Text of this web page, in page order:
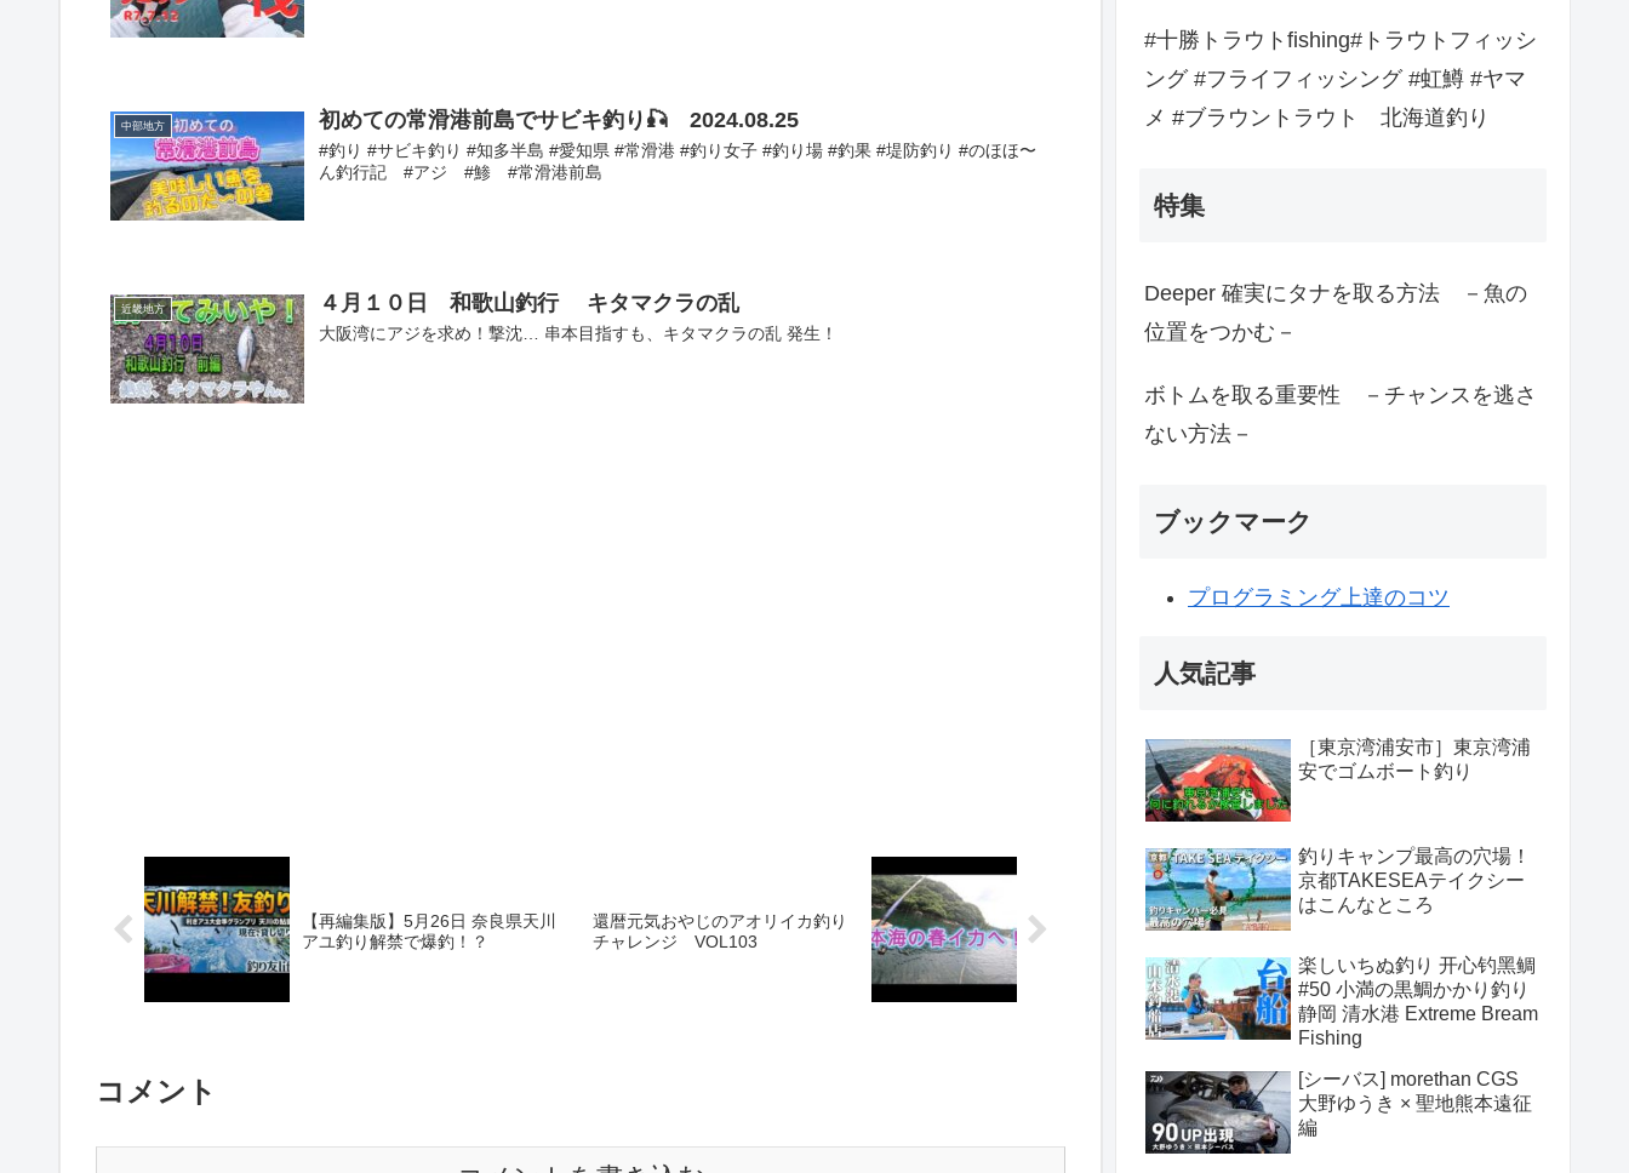
中部地方 初めての常滑港前島でサビキ釣り🎣 2024.08.25
#釣り #サビキ釣り #知多半島 #愛知県 #常滑港 #釣り女子 #釣り場 #釣果 #堤防釣り #のほほ〜
ん釣行記 #アジ #鯵 #常滑港前島
近畿地方 ４月１０日 和歌山釣行 キタマクラの乱
大阪湾にアジを求め！撃沈… 串本目指すも、キタマクラの乱 発生！
【再編集版】5月26日 奈良県天川
アユ釣り解禁で爆釣！？
還暦元気おやじのアオリイカ釣り
チャレンジ VOL103
コメント
#十勝トラウトfishing#トラウトフィッシ
ング #フライフィッシング #虹鱒 #ヤマ
メ #ブラウントラウト 北海道釣り
特集
Deeper 確実にタナを取る方法 －魚の
位置をつかむ－
ボトムを取る重要性 －チャンスを逃さ
ない方法－
ブックマーク
プログラミング上達のコツ
人気記事
［東京湾浦安市］東京湾浦
安でゴムボート釣り
釣りキャンプ最高の穴場！
京都TAKESEAテイクシー
はこんなところ
楽しいちぬ釣り 开心钓黑鲷
#50 小満の黒鯛かかり釣り
静岡 清水港 Extreme Bream
Fishing
[シーバス] morethan CGS
大野ゆうき × 聖地熊本遠征
編